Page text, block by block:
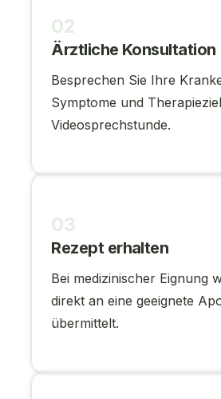
02
Ärztliche Konsultation
Besprechen Sie Ihre
Symptome und
Videosprechstunde.
03
Rezept erhalten
Bei medizinischer Eignung
direkt an eine geeignete
übermittelt.